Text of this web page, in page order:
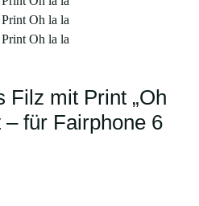
Filz mit Print „Oh
– für Fairphone 6